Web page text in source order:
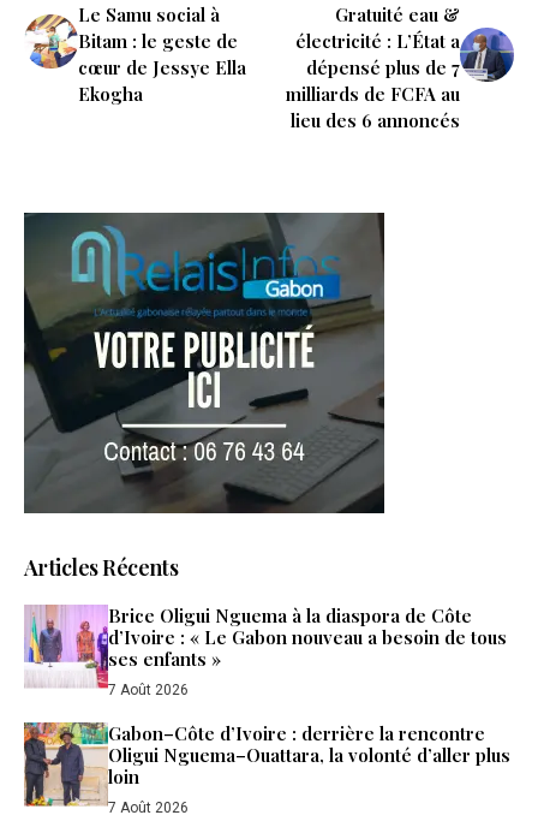
Le Samu social à
Bitam : le geste de
cœur de Jessye Ella
Ekogha
Gratuité eau &
électricité : L’État a
dépensé plus de 7
milliards de FCFA au
lieu des 6 annoncés
Articles Récents
Brice Oligui Nguema à la diaspora de Côte
d’Ivoire : « Le Gabon nouveau a besoin de tous
ses enfants »
7 Août 2026
Gabon–Côte d’Ivoire : derrière la rencontre
Oligui Nguema–Ouattara, la volonté d’aller plus
loin
7 Août 2026